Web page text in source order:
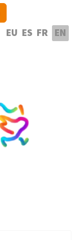
EU ES FR EN